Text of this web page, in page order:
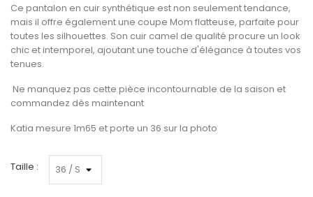
Ce pantalon en cuir synthétique est non seulement tendance,
mais il offre également une coupe Mom flatteuse, parfaite pour
toutes les silhouettes. Son cuir camel de qualité procure un look
chic et intemporel, ajoutant une touche d'élégance à toutes vos
tenues.
Ne manquez pas cette pièce incontournable de la saison et
commandez dès maintenant
Katia mesure 1m65 et porte un 36 sur la photo
Taille :